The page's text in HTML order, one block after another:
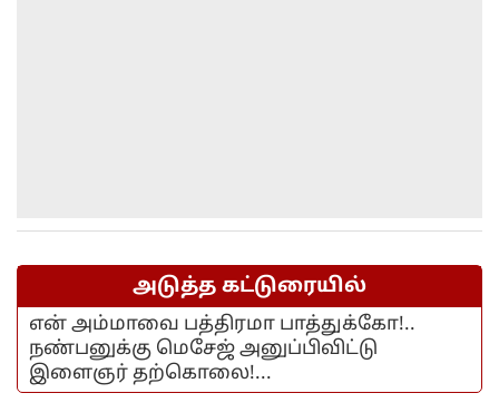
அடுத்த கட்டுரையில்
என் அம்மாவை பத்திரமா பாத்துக்கோ!..
நண்பனுக்கு மெசேஜ் அனுப்பிவிட்டு
இளைஞர் தற்கொலை!...